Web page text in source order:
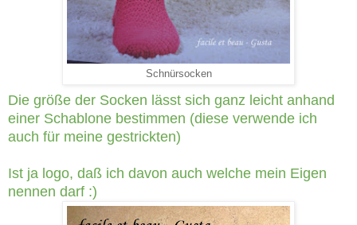
Schnürsocken
Die größe der Socken lässt sich ganz leicht anhand
einer Schablone bestimmen (diese verwende ich
auch für meine gestrickten)
Ist ja logo, daß ich davon auch welche mein Eigen
nennen darf :)